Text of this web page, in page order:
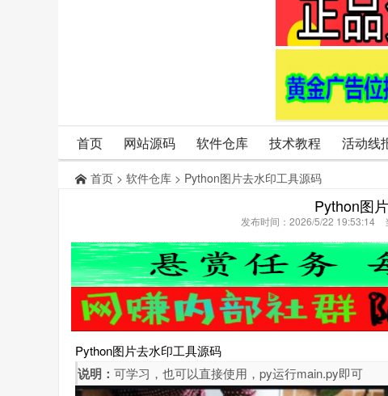
首页 网站源码 软件仓库 技术教程 活动线
首页 > 软件仓库 > Python图片去水印工具源码
Python图
发布时间：2026/5/22 19:53:14
Python图片去水印工具源码
说明： 可学习，也可以直接使用，py运行main.py即可